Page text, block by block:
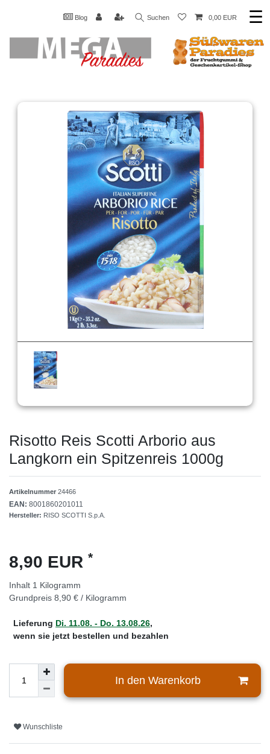
Blog Suchen 0,00 EUR ☰
Risotto Reis Scotti Arborio aus
Langkorn ein Spitzenreis 1000g
Artikelnummer 24466
EAN: 8001860201011
Hersteller: RISO SCOTTI S.p.A.
8,90 EUR *
Inhalt 1 Kilogramm
Grundpreis 8,90 € / Kilogramm
Lieferung Di. 11.08. - Do. 13.08.26,
wenn sie jetzt bestellen und bezahlen
In den Warenkorb
Wunschliste